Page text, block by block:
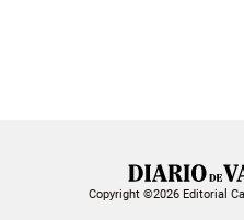
Copyright ©2026 Editorial